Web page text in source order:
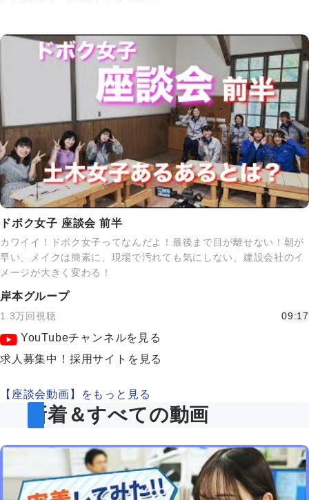
ドボク女子 座談会 前半
カワイイ！ドボク女子ってなんだよ！最後まで目が離せない！朝が
早い、メイクは簡素に、現場で汚れても気にしない、建設会社のイ
メージが大きく変わる！
岸本グループ
1.3万回視聴 09:17
YouTubeチャンネルを見る
求人募集中！採用サイトを見る
【座談会動画】をもっと見る
新着＆すべての動画